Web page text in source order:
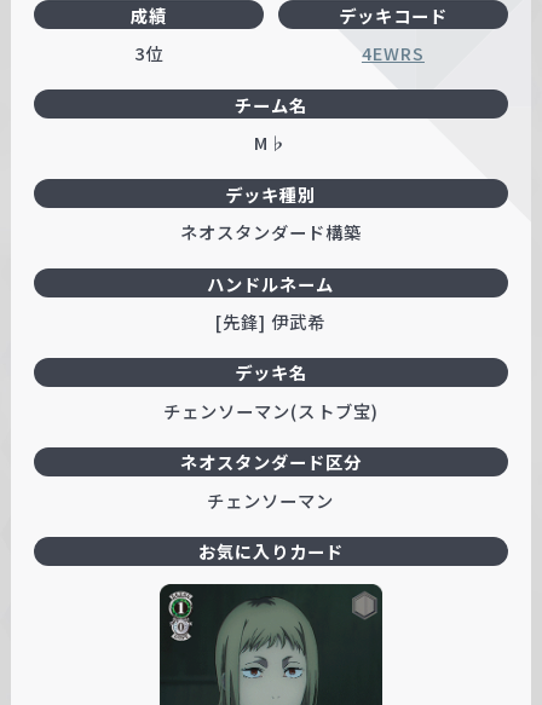
成績
3位
ハンドルネーム
[先鋒] 伊武希
デッキコード
4EWRS
チーム名
M♭
デッキ名
チェンソーマン(ストブ宝)
デッキ種別
ネオスタンダード構築
ネオスタンダード区分
チェンソーマン
お気に入りカード